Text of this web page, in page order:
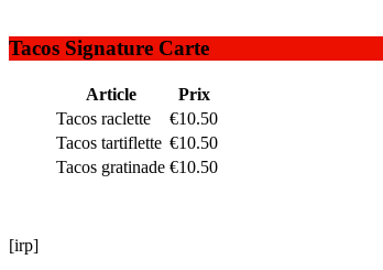
Tacos Signature Carte
Article
Prix
Tacos raclette
€10.50
Tacos tartiflette €10.50
Tacos gratinade €10.50
[irp]